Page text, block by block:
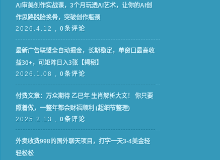
AI审美创作实战课，3个月玩透AI艺术，让你的AI创
作思路脱胎换骨，突破创作瓶颈
2026.4.12 , 0条评论
最新广告联盟全自动掘金，长期稳定，单窗口最高收
益30+，可矩阵日入3张【揭秘】
2026.1.08 , 0条评论
付费文章：万众期待 乙巳年 生肖解析大文！ 你只要
照着做，一整年都会财福顺利 (超细节整理)
2025.2.13 , 0条评论
外卖收费998的国外聊天项目，打字一天3-4美金轻
轻松松